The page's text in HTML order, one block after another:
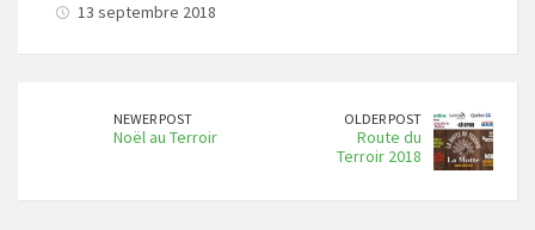
13 septembre 2018
NEWER POST
Noël au Terroir
OLDER POST
Route du
Terroir 2018